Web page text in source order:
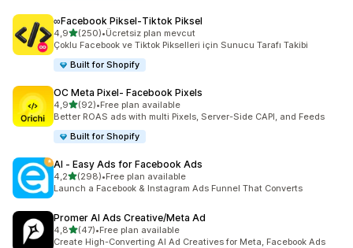
∞Facebook Piksel‑Tiktok Piksel
4,95 yıldız üzerinden
(250)
toplam 250 değerlendirme
•Ücretsiz plan mevcut
Çoklu Facebook ve Tiktok Pikselleri için Sunucu Tarafı Takibi
Built for Shopify
OC Meta Pixel‑ Facebook Pixels
4,95 yıldız üzerinden
(92)
toplam 92 değerlendirme
•Free plan available
Better ROAS ads with multi Pixels, Server-Side CAPI, and Feeds
Built for Shopify
AI ‑ Easy Ads for Facebook Ads
4,25 yıldız üzerinden
(298)
toplam 298 değerlendirme
•Free plan available
Launch a Facebook & Instagram Ads Funnel That Converts
Promer AI Ads Creative/Meta Ad
4,85 yıldız üzerinden
(47)
toplam 47 değerlendirme
•Free plan available
Create High-Converting AI Ad Creatives for Meta, Facebook Ads